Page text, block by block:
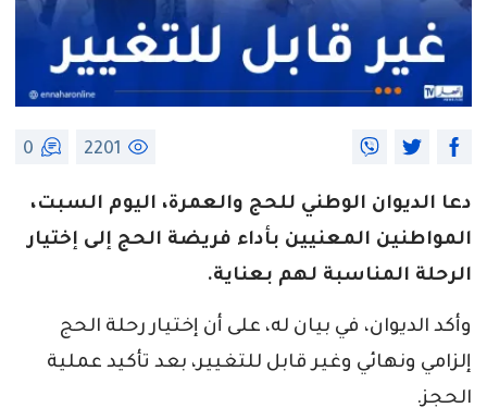
2201
0
دعا الديوان الوطني للحج والعمرة، اليوم السبت،
المواطنين المعنيين بأداء فريضة الحج إلى إختيار
الرحلة المناسبة لهم بعناية.
وأكد الديوان، في بيان له، على أن إختيار رحلة الحج
إلزامي ونهائي وغير قابل للتغيير، بعد تأكيد عملية
الحجز.